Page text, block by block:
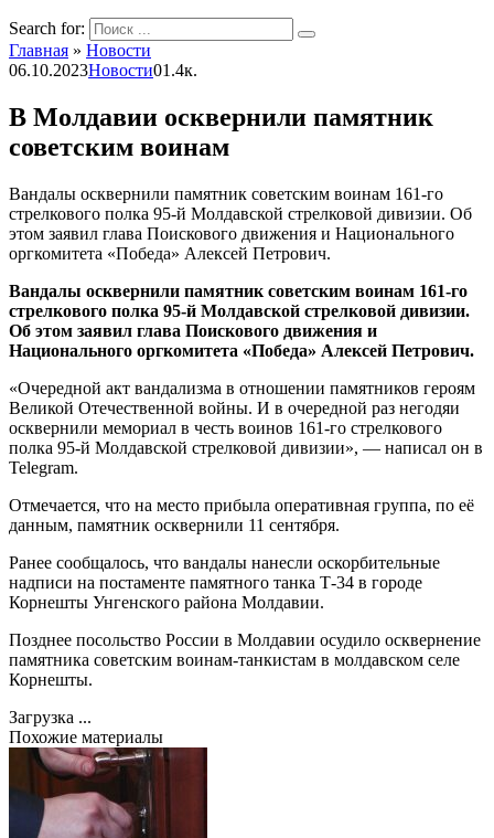
Search for:
Главная » Новости
06.10.2023Новости01.4к.
В Молдавии осквернили памятник
советским воинам
Вандалы осквернили памятник советским воинам 161-го
стрелкового полка 95-й Молдавской стрелковой дивизии. Об
этом заявил глава Поискового движения и Национального
оргкомитета «Победа» Алексей Петрович.
Вандалы осквернили памятник советским воинам 161-го
стрелкового полка 95-й Молдавской стрелковой дивизии.
Об этом заявил глава Поискового движения и
Национального оргкомитета «Победа» Алексей Петрович.
«Очередной акт вандализма в отношении памятников героям
Великой Отечественной войны. И в очередной раз негодяи
осквернили мемориал в честь воинов 161-го стрелкового
полка 95-й Молдавской стрелковой дивизии», — написал он в
Telegram.
Отмечается, что на место прибыла оперативная группа, по её
данным, памятник осквернили 11 сентября.
Ранее сообщалось, что вандалы нанесли оскорбительные
надписи на постаменте памятного танка Т-34 в городе
Корнешты Унгенского района Молдавии.
Позднее посольство России в Молдавии осудило осквернение
памятника советским воинам-танкистам в молдавском селе
Корнешты.
Загрузка ...
Похожие материалы